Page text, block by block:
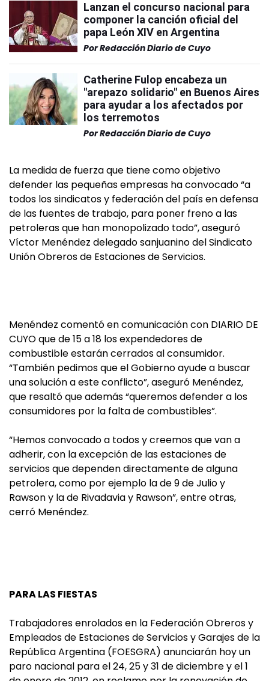
Lanzan el concurso nacional para
componer la canción oficial del
papa León XIV en Argentina
PorRedacción Diario de Cuyo
Catherine Fulop encabeza un
"arepazo solidario" en Buenos Aires
para ayudar a los afectados por
los terremotos
PorRedacción Diario de Cuyo
La medida de fuerza que tiene como objetivo
defender las pequeñas empresas ha convocado “a
todos los sindicatos y federación del país en defensa
de las fuentes de trabajo, para poner freno a las
petroleras que han monopolizado todo”, aseguró
Víctor Menéndez delegado sanjuanino del Sindicato
Unión Obreros de Estaciones de Servicios.
Menéndez comentó en comunicación con DIARIO DE
CUYO que de 15 a 18 los expendedores de
combustible estarán cerrados al consumidor.
“También pedimos que el Gobierno ayude a buscar
una solución a este conflicto”, aseguró Menéndez,
que resaltó que además “queremos defender a los
consumidores por la falta de combustibles”.
“Hemos convocado a todos y creemos que van a
adherir, con la excepción de las estaciones de
servicios que dependen directamente de alguna
petrolera, como por ejemplo la de 9 de Julio y
Rawson y la de Rivadavia y Rawson”, entre otras,
cerró Menéndez.
PARA LAS FIESTAS
Trabajadores enrolados en la Federación Obreros y
Empleados de Estaciones de Servicios y Garajes de la
República Argentina (FOESGRA) anunciarán hoy un
paro nacional para el 24, 25 y 31 de diciembre y el 1